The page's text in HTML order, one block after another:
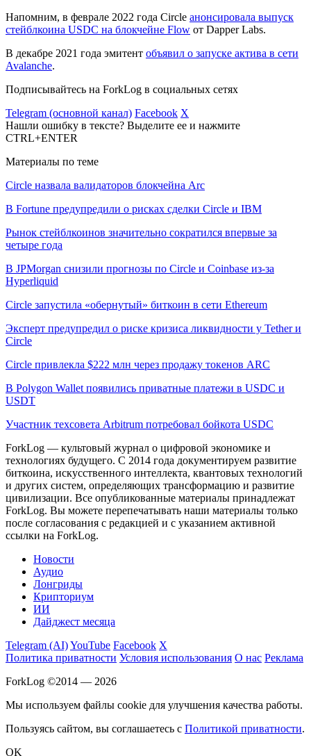
Напомним, в феврале 2022 года Circle анонсировала выпуск
стейблкоина USDC на блокчейне Flow от Dapper Labs.
В декабре 2021 года эмитент объявил о запуске актива в сети
Avalanche.
Подписывайтесь на ForkLog в социальных сетях
Telegram (основной канал) Facebook X
Нашли ошибку в тексте? Выделите ее и нажмите
CTRL+ENTER
Материалы по теме
Circle назвала валидаторов блокчейна Arc
В Fortune предупредили о рисках сделки Circle и IBM
Рынок стейблкоинов значительно сократился впервые за
четыре года
В JPMorgan снизили прогнозы по Circle и Coinbase из-за
Hyperliquid
Circle запустила «обернутый» биткоин в сети Ethereum
Эксперт предупредил о риске кризиса ликвидности у Tether и
Circle
Circle привлекла $222 млн через продажу токенов ARC
В Polygon Wallet появились приватные платежи в USDC и
USDT
Участник техсовета Arbitrum потребовал бойкота USDC
ForkLog — культовый журнал о цифровой экономике и
технологиях будущего. С 2014 года документируем развитие
биткоина, искусственного интеллекта, квантовых технологий
и других систем, определяющих трансформацию и развитие
цивилизации. Все опубликованные материалы принадлежат
ForkLog. Вы можете перепечатывать наши материалы только
после согласования с редакцией и с указанием активной
ссылки на ForkLog.
Новости
Аудио
Лонгриды
Крипториум
ИИ
Дайджест месяца
Telegram (AI)YouTube Facebook X
Политика приватности Условия использования О нас Реклама
ForkLog ©2014 — 2026
Мы используем файлы cookie для улучшения качества работы.
Пользуясь сайтом, вы соглашаетесь с Политикой приватности.
OK